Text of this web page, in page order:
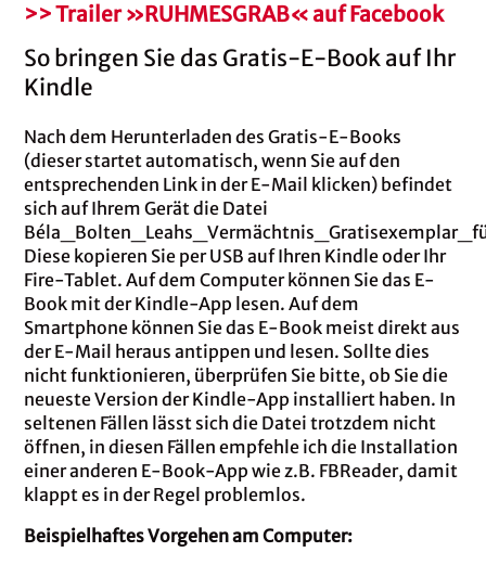
>> Trailer »RUHMESGRAB« auf Facebook
So bringen Sie das Gratis-E-Book auf Ihr
Kindle
Nach dem Herunterladen des Gratis-E-Books
(dieser startet automatisch, wenn Sie auf den
entsprechenden Link in der E-Mail klicken) befindet
sich auf Ihrem Gerät die Datei
Diese kopieren Sie per USB auf Ihren Kindle oder Ihr
Fire-Tablet. Auf dem Computer können Sie das E-
Book mit der Kindle-App lesen. Auf dem
Smartphone können Sie das E-Book meist direkt aus
der E-Mail heraus antippen und lesen. Sollte dies
nicht funktionieren, überprüfen Sie bitte, ob Sie die
neueste Version der Kindle-App installiert haben. In
seltenen Fällen lässt sich die Datei trotzdem nicht
öffnen, in diesen Fällen empfehle ich die Installation
einer anderen E-Book-App wie z.B. FBReader, damit
klappt es in der Regel problemlos.
Beispielhaftes Vorgehen am Computer: